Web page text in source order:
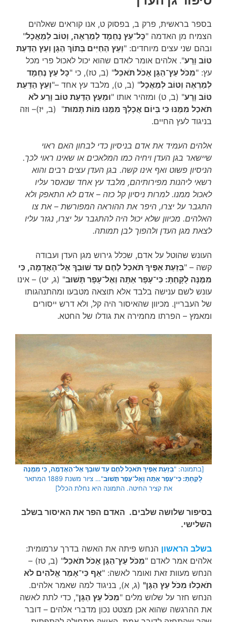
בספר בראשית, פרק ב, בפסוק ט, אנו קוראים שאלהים
הצמיח מן האדמה "כָּל־עֵץ נֶחְמָד לְמַרְאֶה, וְטוֹב לְמַאֲכָל"
ובהם שני עצים מיוחדים: "וְעֵץ הַחַיִּים בְּתוֹךְ הַגָּן וְעֵץ הַדַּעַת
טוֹב וָרָע". אלהים אומר לאדם שהוא יכול לאכול פרי מכל
עץ: "מִכֹּל עֵץ־הַגָּן אָכֹל תֹּאכֵל" (ב, טז), כי "כָּל עֵץ נֶחְמָד
לְמַרְאֶה וְטוֹב לְמַאֲכָל" (ב, ט), מלבד עץ אחד –"וְעֵץ הַדַּעַת
טוֹב וָרָע" (ב, ט) ומזהיר אותו "וּמֵעֵץ הַדַּעַת טוֹב וָרָע לֹא
תֹאכַל מִמֶּנּוּ כִּי בְּיוֹם אֲכָלְךָ מִמֶּנּוּ מוֹת תָּמוּת" (ב, יז)– וזה
בניגוד לעץ החיים.
אלהים העמיד את אדם בניסיון כדי לבחון האם ראוי
שיישאר בגן העדן ויחיה כמו המלאכים או שאינו ראוי לכך.
הניסיון פשוט ואף אינו קשה. בגן העדן עצים רבים והוא
רשאי ליהנות מפירותיהם, מלבד עץ אחד שנאסר עליו
לאכול ממנו. למרות ניסיון קל כזה – אדם לא התאפק ולא
התגבר על יצרו, היפר את ההוראה המפורשת – את צו
האלהים. מכיוון שלא יכול היה להתגבר על יצרו, נגזר עליו
לצאת מגן העדן ולהפוך לבן תמותה.
העונש שהוטל על אדם, שכלל גירוש מגן העדן ועבודה
קשה – "בְּזֵעַת אַפֶּיךָ תֹּאכַל לֶחֶם עַד שׁוּבְךָ אֶל־הָאֲדָמָה, כִּי
מִמֶּנָּה לֻקָּחְתָּ: כִּי־עָפָר אַתָּה וְאֶל־עָפָר תָּשׁוּב" (ג, יט) – אינו
עונש לשם ענישה בלבד אלא תוצאה מטבעו ומהתנהגותו
של העבריין. מכיוון שהאיסור היה קל, ולא דרש ייסורים
ומאמץ – הפרתו מחמירה את גודלו של החטא.
[בתמונה: "בְּזֵעַת אַפֶּיךָ תֹּאכַל לֶחֶם עַד שׁוּבְךָ אֶל־הָאֲדָמָה, כִּי מִמֶּנָּה
לֻקָּחְתָּ: כִּי־עָפָר אַתָּה וְאֶל־עָפָר תָּשׁוּב
"… ציור משנת 1889 המתאר
את קציר החיטה. התמונה היא נחלת הכלל]
בסיפור שלושה שלבים. האדם הפר את האיסור בשלב
השלישי.
בשלב הראשון הנחש פיתה את האשה בדרך ערמומית:
אלהים אמר לאדם "מִכֹּל עֵץ־הַגָּן אָכֹל תֹּאכֵל" (ב, טז) –
הנחש מעוות זאת ואומר לאשה: "אַף כִּי־אָמַר אֱלֹהִים לֹא
תֹאכְלוּ מִכֹּל עֵץ הַגָּן" (ג, א), בניגוד למה שאמר אלהים.
הנחש חזר על שלוש מלים "מִכֹּל עֵץ הַגָּן", כדי לתת לאשה
את ההרגשה שהוא אכן מצטט נכון מדברי אלהים – דובר